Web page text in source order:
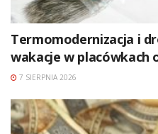
Termomodernizacja i
wakacje w placówkach
7 SIERPNIA 2026